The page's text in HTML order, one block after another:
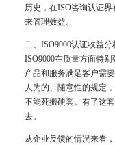
历史，在ISO咨询认证
来管理效益。
二、ISO9000认证收益分
ISO9000在质量方面特
产品和服务满足客户需
人为的、随意性的规定
不能死搬硬套。有了这
去。
从企业反馈的情况来看